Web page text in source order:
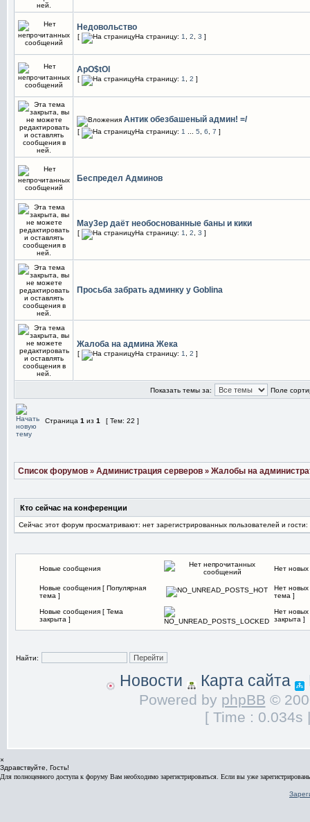
Недовольство
[ На страницу: 1 2 3 ]
ApO$tOl
[ На страницу: 1 2 ]
Антик обезбашеный админ! =/
[ На страницу: 1 5 6 7 ]
Беспредел Админов
May3ep даёт необоснованные баны и кики
[ На страницу: 1 2 3 ]
Просьба забрать админку у Goblina
Жалоба на админа Жека
[ На страницу: 1 2 ]
Показать темы за: Поле
Страница 1 из 1 [ Тем: 22 ]
Список форумов » Администрация серверов » Жалобы на
Кто сейчас на конференции
Сейчас этот форум просматривают: нет зарегистрированных пользователей и гости:
Новые сообщения Нет
Новые сообщения [ Популярная
тема ]
Нет
тема ]
Новые сообщения [ Тема
закрыта ]
Нет
закрыта ]
Найти:
Новости Карта сайта
Powered by phpBB ©
[ Time : 0.034s
×
Здравствуйте, Гость!
Для полноценного доступа к форуму Вам необходимо зарегистрироваться. Если вы уже